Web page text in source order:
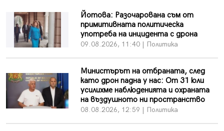
09.08.2026, 07:01
Пернишкият кв. "Изток" още 12 дни без топла вода в
края на август и началото на септември
Перник дава 20 млн. евро за сметопочистване
08.08.2026, 00:24
Феновете на "Миньор" превземат Разлог
07.08.2026, 14:52
Йотова: Разочарована съм от
примитивната политическа
употреба на инцидента с дрона
09.08.2026, 11:40 | Политика
Министърът на отбраната, след
като дрон падна у нас: От 31 юли
усилихме наблюденията и охраната
на въздушното ни пространство
08.08.2026, 12:59 | Политика